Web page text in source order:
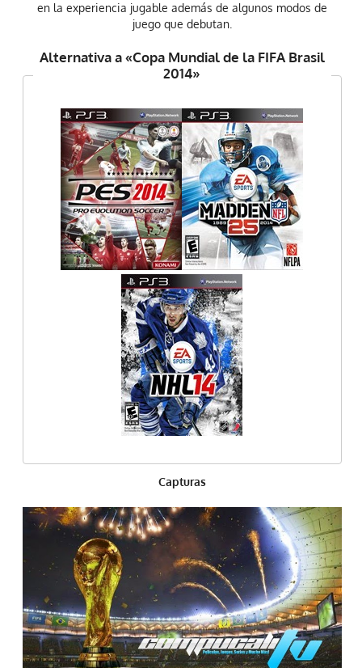
en la experiencia jugable además de algunos modos de
juego que debutan.
Alternativa a «Copa Mundial de la FIFA Brasil
2014»
Capturas